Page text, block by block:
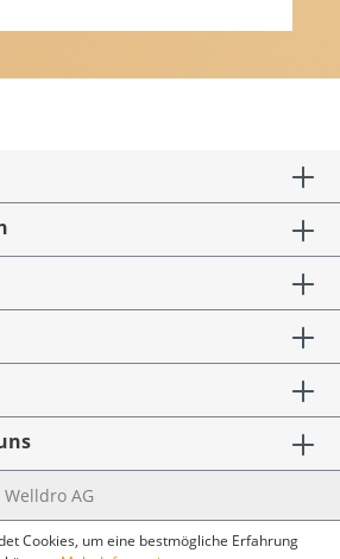
AG
Cookies, um eine bestmögliche Erfahrung